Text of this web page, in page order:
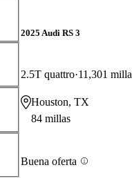
2025 Audi RS 3
2.5T quattro 11,301
Houston, TX
84 millas
Buena oferta